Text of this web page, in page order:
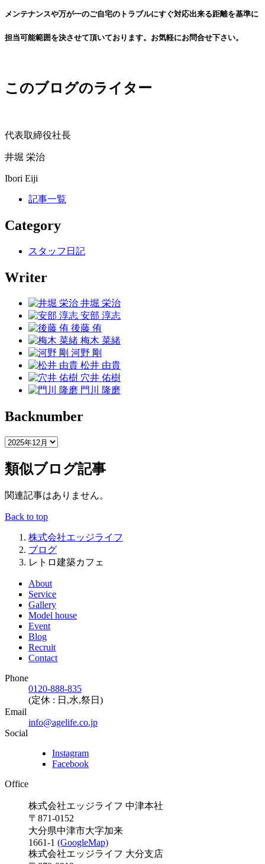
メンテナンスや万が一のご自宅のトラブルにすぐ対応出来る距離を基準に
担当可能範囲を決させて頂いております。お気軽にお問合せ下さい。
このブログのライター
代表取締役社長
井堀 栄治
Ibori Eiji
記事一覧
Category
スタッフ日記
Writer
井堀 栄治
安部 淳志
後藤 侑
梅木 菜緒
河野 剛
松井 由貴
穴井 佑樹
門川 隆磨
Backnumber
類似ブログ記事
関連記事はありません。
Back to top
株式会社エッジライフ
ブログ
レトロ建築カフェ
About
Service
Gallery
Model house
Event
Blog
Recruit
Contact
Phone
0120-888-835
(定休 : 日,水,祭日)
Email
info@agelife.co.jp
Social
Instagram
Facebook
Office
株式会社エッジライフ 中津本社
〒871-0152
大分県中津市大字加来
1661-1 (GoogleMap)
株式会社エッジライフ 大分支店